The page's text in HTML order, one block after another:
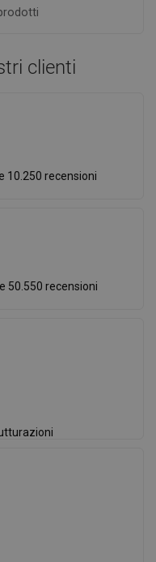
clienti
10.250 recensioni
50.550 recensioni